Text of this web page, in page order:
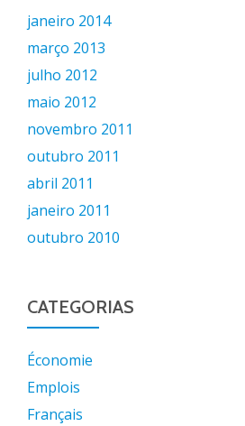
janeiro 2014
março 2013
julho 2012
maio 2012
novembro 2011
outubro 2011
abril 2011
janeiro 2011
outubro 2010
CATEGORIAS
Économie
Emplois
Français